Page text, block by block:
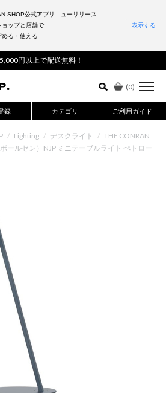
円以上で配送無料！
(0)
録 カテゴリ ご利用ガイド
詳細検索はこちら
/ Lighting / デスクライト / THE CONRAN
ールセン）NJP ミニテーブルライト ぺトロー
SHOP公式アプリニューリリース
ョップと店舗で
める・使える
表示する